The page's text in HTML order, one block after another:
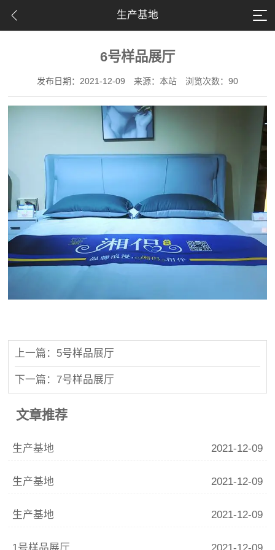
生产基地
6号样品展厅
发布日期：2021-12-09 来源：本站 浏览次数：90
上一篇：5号样品展厅
下一篇：7号样品展厅
文章推荐
生产基地 2021-12-09
生产基地 2021-12-09
生产基地 2021-12-09